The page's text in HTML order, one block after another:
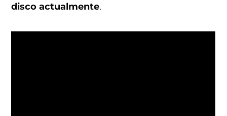
disco actualmente.